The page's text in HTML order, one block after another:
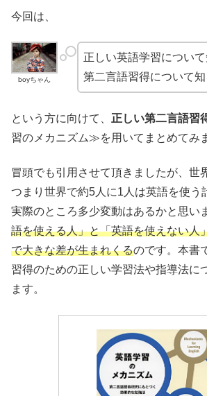
今回は、
boyちゃん
正しい英語学習について
第二言語習得について知
という方に向けて、 正しい第二言語習
習のメカニズム≫を用いてまとめてみ
冒頭でも引用させて頂きましたが、世
つまり世界で約5人に1人は英語を使う
実際のところ多少変動はあるかと思い
語を使える人」と「英語を使えない人
で大きな差が生まれくるのです。本書
習得のための正しい学習法や指導法に
ます。